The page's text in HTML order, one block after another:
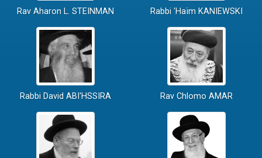
Rav Aharon L. STEINMAN Rabbi 'Haïm KANIEWSKI
Rabbi David ABI'HSSIRA Rav Chlomo AMAR